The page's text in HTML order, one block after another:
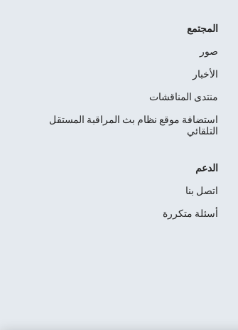
المجتمع
صور
الأخبار
منتدى المناقشات
استضافة موقع نظام بث المراقبة المستقل
التلقائي
الدعم
اتصل بنا
أسئلة متكررة